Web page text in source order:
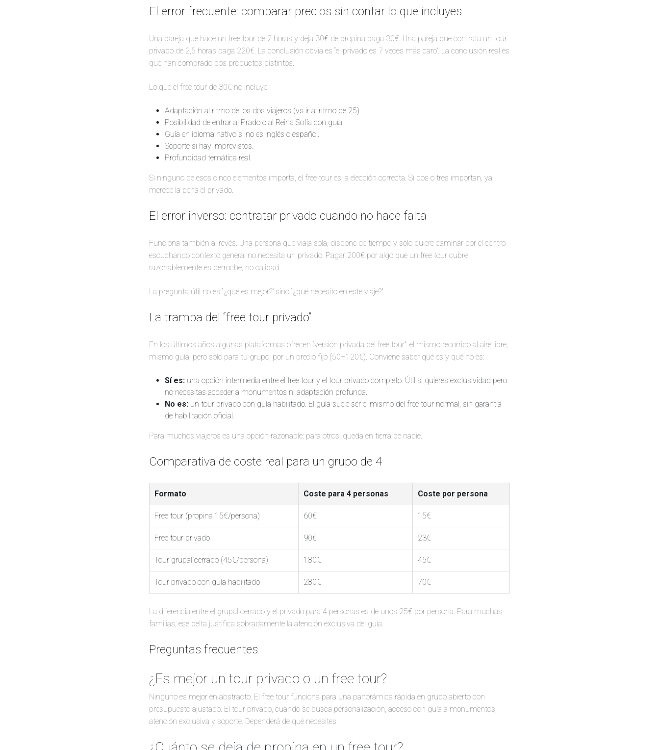
El error frecuente: comparar precios sin contar lo que incluyes
Una pareja que hace un free tour de 2 horas y deja 30€ de propina paga 30€. Una pareja que contrata un tour
privado de 2,5 horas paga 220€. La conclusión obvia es “el privado es 7 veces más caro”. La conclusión real es
que han comprado dos productos distintos.
Lo que el free tour de 30€ no incluye:
Adaptación al ritmo de los dos viajeros (vs ir al ritmo de 25).
Posibilidad de entrar al Prado o al Reina Sofía con guía.
Guía en idioma nativo si no es inglés o español.
Soporte si hay imprevistos.
Profundidad temática real.
Si ninguno de esos cinco elementos importa, el free tour es la elección correcta. Si dos o tres importan, ya
merece la pena el privado.
El error inverso: contratar privado cuando no hace falta
Funciona también al revés. Una persona que viaja sola, dispone de tiempo y solo quiere caminar por el centro
escuchando contexto general no necesita un privado. Pagar 200€ por algo que un free tour cubre
razonablemente es derroche, no calidad.
La pregunta útil no es “¿qué es mejor?” sino “¿qué necesito en este viaje?”.
La trampa del “free tour privado”
En los últimos años algunas plataformas ofrecen “versión privada del free tour”: el mismo recorrido al aire libre,
mismo guía, pero solo para tu grupo, por un precio fijo (50–120€). Conviene saber qué es y qué no es:
Sí es: una opción intermedia entre el free tour y el tour privado completo. Útil si quieres exclusividad pero
no necesitas acceder a monumentos ni adaptación profunda.
No es: un tour privado con guía habilitado. El guía suele ser el mismo del free tour normal, sin garantía
de habilitación oficial.
Para muchos viajeros es una opción razonable; para otros, queda en tierra de nadie.
Comparativa de coste real para un grupo de 4
Formato Coste para 4 personas Coste por persona
Free tour (propina 15€/persona) 60€ 15€
Free tour privado 90€ 23€
Tour grupal cerrado (45€/persona) 180€ 45€
Tour privado con guía habilitado 280€ 70€
La diferencia entre el grupal cerrado y el privado para 4 personas es de unos 25€ por persona. Para muchas
familias, ese delta justifica sobradamente la atención exclusiva del guía.
Preguntas frecuentes
¿Es mejor un tour privado o un free tour?
Ninguno es mejor en abstracto. El free tour funciona para una panorámica rápida en grupo abierto con
presupuesto ajustado. El tour privado, cuando se busca personalización, acceso con guía a monumentos,
atención exclusiva y soporte. Dependerá de qué necesites.